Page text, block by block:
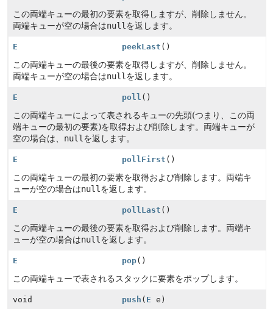
この両端キューの最初の要素を取得しますが、削除しません。
両端キューが空の場合はnull を返します。
E peekLast ()
この両端キューの最後の要素を取得しますが、削除しません。
両端キューが空の場合はnull を返します。
E poll ()
この両端キューによって表されるキューの先頭(つまり、この両
端キューの最初の要素)を取得および削除します。両端キューが
空の場合は、 null を返します。
E pollFirst ()
この両端キューの最初の要素を取得および削除します。両端キ
ューが空の場合はnull を返します。
E pollLast ()
この両端キューの最後の要素を取得および削除します。両端キ
ューが空の場合はnull を返します。
E pop()
この両端キューで表されるスタックに要素をポップします。
void push ( E e)